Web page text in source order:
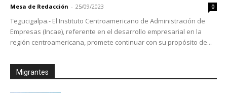
Mesa de Redacción - 25/09/2023 0
Tegucigalpa.- El Instituto Centroamericano de Administración de
Empresas (Incae), referente en el desarrollo empresarial en la
región centroamericana, promete continuar con su propósito de...
Migrantes